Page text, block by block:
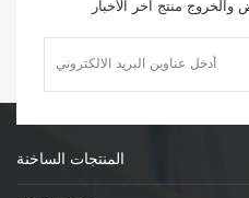
المنتجات الساخنة